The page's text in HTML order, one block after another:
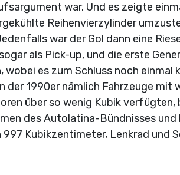
war. Und es zeigte
Reihenvierzylinder
war der Gol dann eine
als Pick-up, und die erste
wobei es zum Schluss noch einmal
der 1990er nämlich Fahrzeuge mit
über so wenig Kubik verfügten,
des Autolatina-Bündnisses
997 Kubikzentimeter, Lenkrad